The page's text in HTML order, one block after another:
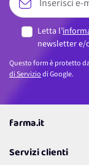
Letta l’
newsletter e/
Questo form è protetto
di Serviziodi Google.
farma.it
Coupon
Servizi clienti